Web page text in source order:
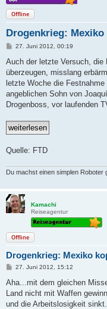
Offline
Drogenkrieg:
B
r
a
27. Juni 2012, 00:19
Auch der letzte Versuch, die
überzeugen, misslang
letzte Woche die
angeblichen Sohn von
Drogenboss, vor laufenden
Quelle: FTD
Du machst einen simplen Roboter
Kamachi
Reiseagentur
Offline
Drogenkrieg: Mexiko
B
i
r
a
27. Juni 2012, 15:12
Aha...mit dem gleichen
Land nicht mit Waffen
und die Arbeitslosigkeit